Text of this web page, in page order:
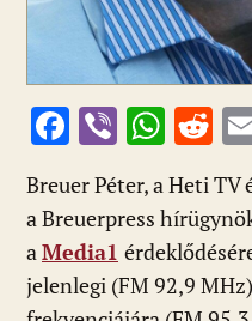
F
ac
e
b
o
Vi
er
W
h
at
s
A
R
e
d
di
t
Breuer Péter, a Heti TV
a Breuerpress
aMedia1
jelenlegi (FM 92,9